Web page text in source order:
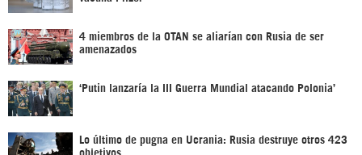
4 miembros de la OTAN se aliarían con Rusia de ser
amenazados
‘Putin lanzaría la III Guerra Mundial atacando Polonia’
Lo último de pugna en Ucrania: Rusia destruye otros 423
objetivos